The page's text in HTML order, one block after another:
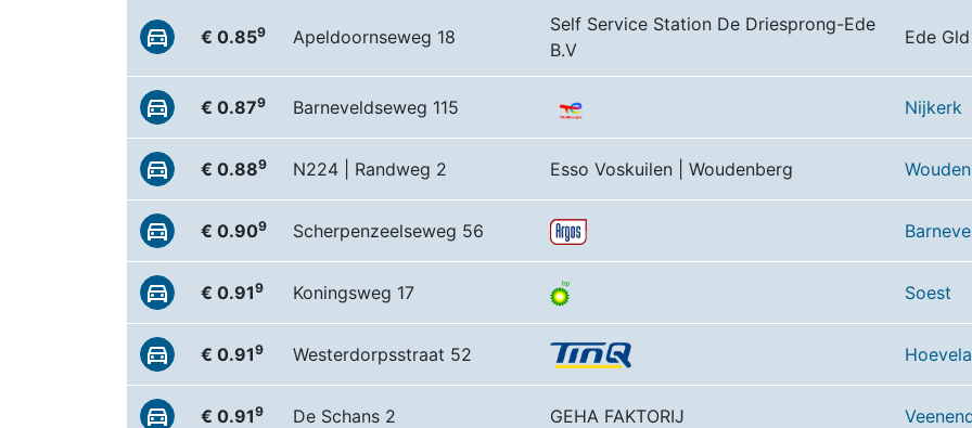
€ 0.859 Apeldoornseweg 18
Self Service Station De Driesprong-Ede
B.V
Ede Gld
€ 0.879 Barneveldseweg 115 Nijkerk
€ 0.889 N224 | Randweg 2 Esso Voskuilen | Woudenberg
€ 0.909 Scherpenzeelseweg 56
€ 0.919 Koningsweg 17 Soest
€ 0.919 Westerdorpsstraat 52
€ 0.919 De Schans 2 GEHA FAKTORIJ